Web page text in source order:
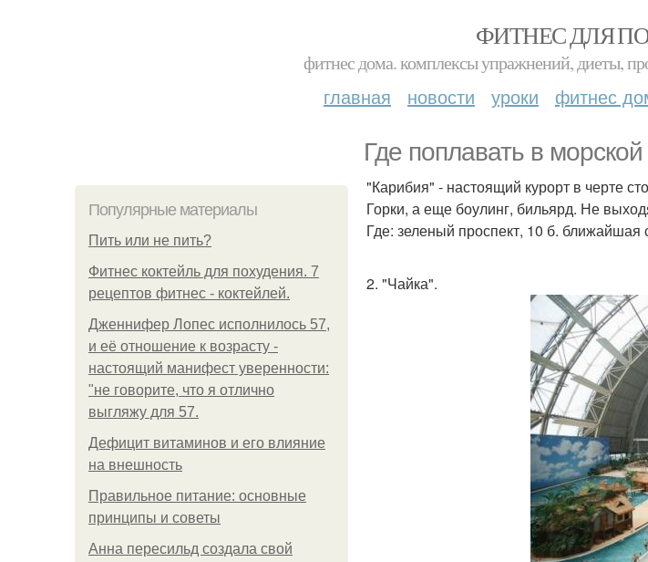
ФИТНЕС ДЛЯ
фитнес дома. комплексы упражнений, диеты,
главная новости уроки фитнес
Где поплавать в
Популярные материалы
Пить или не пить?
Фитнес коктейль для похудения. 7
рецептов фитнес - коктейлей.
Дженнифер Лопес исполнилось 57,
и её отношение к возрасту -
настоящий манифест уверенности:
"не говорите, что я отлично
выгляжу для 57.
Дефицит витаминов и его влияние
на внешность
Правильное питание: основные
принципы и советы
Анна пересильд создала свой
"Карибия" - настоящий курорт в черте
Горки, а еще боулинг, бильярд. Не
Где: зеленый проспект, 10 б.
2. "Чайка".